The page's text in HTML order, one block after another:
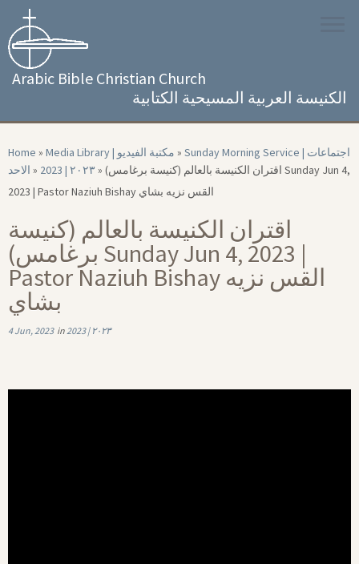
content
Arabic Bible Christian Church
الكنيسة العربية المسيحية الكتابية
Home » Media Library | مكتبة الفيديو » Sunday Morning Service | اجتماعات
الاحد » 2023 | ۲۰۲۳ » اقتران الكنيسة بالعالم (كنيسة برغامس) Sunday Jun 4,
2023 | Pastor Naziuh Bishay القس نزيه بشاي
اقتران الكنيسة بالعالم (كنيسة
برغامس) Sunday Jun 4, 2023 |
Pastor Naziuh Bishay القس نزيه
بشاي
4 Jun, 2023in2023 | ۲۰۲۳